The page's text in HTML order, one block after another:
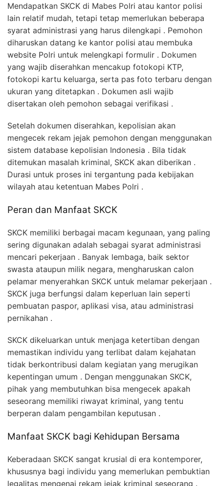
Mendapatkan SKCK di Mabes Polri atau kantor polisi
lain relatif mudah, tetapi tetap memerlukan beberapa
syarat administrasi yang harus dilengkapi . Pemohon
diharuskan datang ke kantor polisi atau membuka
website Polri untuk melengkapi formulir . Dokumen
yang wajib diserahkan mencakup fotokopi KTP,
fotokopi kartu keluarga, serta pas foto terbaru dengan
ukuran yang ditetapkan . Dokumen asli wajib
disertakan oleh pemohon sebagai verifikasi .
Setelah dokumen diserahkan, kepolisian akan
mengecek rekam jejak pemohon dengan menggunakan
sistem database kepolisian Indonesia . Bila tidak
ditemukan masalah kriminal, SKCK akan diberikan .
Durasi untuk proses ini tergantung pada kebijakan
wilayah atau ketentuan Mabes Polri .
Peran dan Manfaat SKCK
SKCK memiliki berbagai macam kegunaan, yang paling
sering digunakan adalah sebagai syarat administrasi
mencari pekerjaan . Banyak lembaga, baik sektor
swasta ataupun milik negara, mengharuskan calon
pelamar menyerahkan SKCK untuk melamar pekerjaan .
SKCK juga berfungsi dalam keperluan lain seperti
pembuatan paspor, aplikasi visa, atau administrasi
pernikahan .
SKCK dikeluarkan untuk menjaga ketertiban dengan
memastikan individu yang terlibat dalam kejahatan
tidak berkontribusi dalam kegiatan yang merugikan
kepentingan umum . Dengan menggunakan SKCK,
pihak yang membutuhkan bisa mengecek apakah
seseorang memiliki riwayat kriminal, yang tentu
berperan dalam pengambilan keputusan .
Manfaat SKCK bagi Kehidupan Bersama
Keberadaan SKCK sangat krusial di era kontemporer,
khususnya bagi individu yang memerlukan pembuktian
legalitas mengenai rekam jejak kriminal seseorang .